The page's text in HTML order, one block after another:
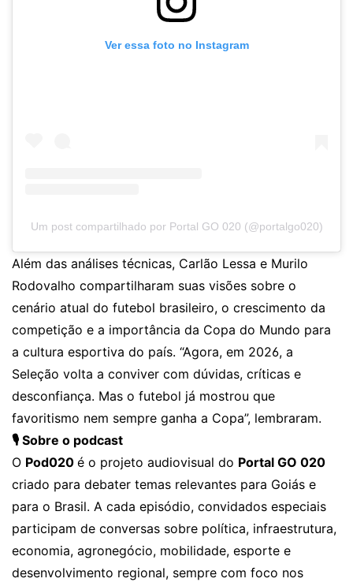
Ver essa foto no Instagram
Um post compartilhado por Portal GO 020 (@portalgo020)
Além das análises técnicas, Carlão Lessa e Murilo
Rodovalho compartilharam suas visões sobre o
cenário atual do futebol brasileiro, o crescimento da
competição e a importância da Copa do Mundo para
a cultura esportiva do país. “Agora, em 2026, a
Seleção volta a conviver com dúvidas, críticas e
desconfiança. Mas o futebol já mostrou que
favoritismo nem sempre ganha a Copa”, lembraram.
🎙️ Sobre o podcast
O Pod020 é o projeto audiovisual do Portal GO 020
criado para debater temas relevantes para Goiás e
para o Brasil. A cada episódio, convidados especiais
participam de conversas sobre política, infraestrutura,
economia, agronegócio, mobilidade, esporte e
desenvolvimento regional, sempre com foco nos